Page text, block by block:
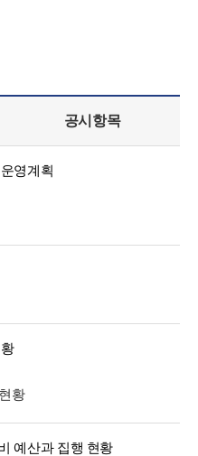
공시항목
영계획
황
예산과 집행 현황